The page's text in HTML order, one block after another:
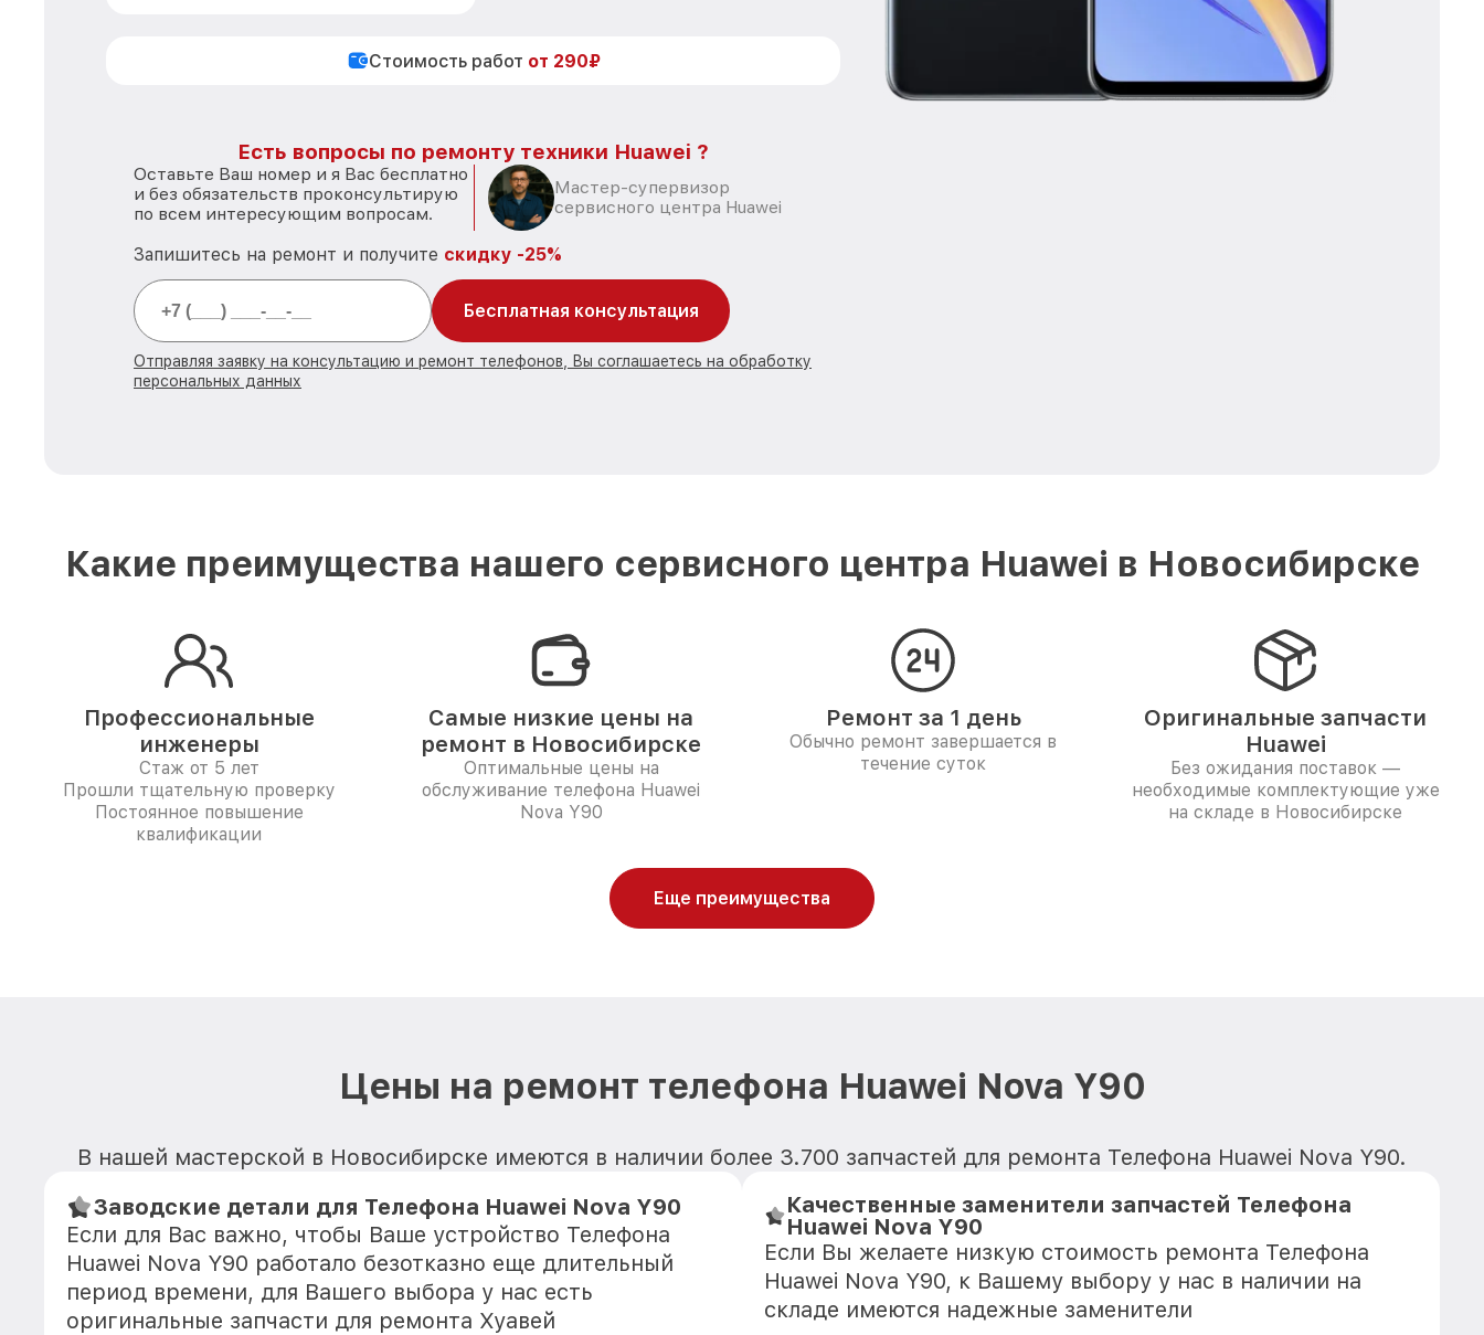
Стоимость работ от 290₽
Есть вопросы по ремонту техники Huawei ?
Оставьте Ваш номер и я Вас бесплатно
и без обязательств проконсультирую
по всем интересующим вопросам.
Мастер-супервизор
сервисного центра Huawei
Запишитесь на ремонт и получите скидку -25%
Бесплатная консультация
Отправляя заявку на консультацию и ремонт телефонов, Вы соглашаетесь на обработку
персональных данных
Какие преимущества нашего сервисного центра Huawei в Новосибирске
Профессиональные
инженеры
Стаж от 5 лет
Прошли тщательную проверку
Постоянное повышение
квалификации
Самые низкие цены на
ремонт в Новосибирске
Оптимальные цены на
обслуживание телефона Huawei
Nova Y90
Ремонт за 1 день
Обычно ремонт завершается в
течение суток
Оригинальные запчасти
Huawei
Без ожидания поставок —
необходимые комплектующие уже
на складе в Новосибирске
Еще преимущества
Цены на ремонт телефона Huawei Nova Y90
В нашей мастерской в Новосибирске имеются в наличии более 3.700 запчастей для ремонта Телефона Huawei Nova Y90.
Заводские детали для Телефона Huawei Nova Y90
Если для Вас важно, чтобы Ваше устройство Телефона
Huawei Nova Y90 работало безотказно еще длительный
период времени, для Вашего выбора у нас есть
оригинальные запчасти для ремонта Хуавей
Качественные заменители запчастей Телефона
Huawei Nova Y90
Если Вы желаете низкую стоимость ремонта Телефона
Huawei Nova Y90, к Вашему выбору у нас в наличии на
складе имеются надежные заменители